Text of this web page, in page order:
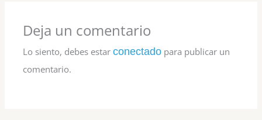
Deja un comentario
Lo siento, debes estarconectado para publicar un
comentario.